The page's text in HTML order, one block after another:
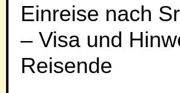
Einreise nach
– Visa und
Reisende